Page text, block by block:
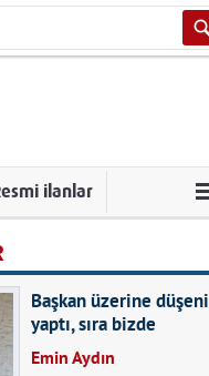
ilanlar
Başkan üzerine düşeni
yaptı, sıra bizde
Emin Aydın